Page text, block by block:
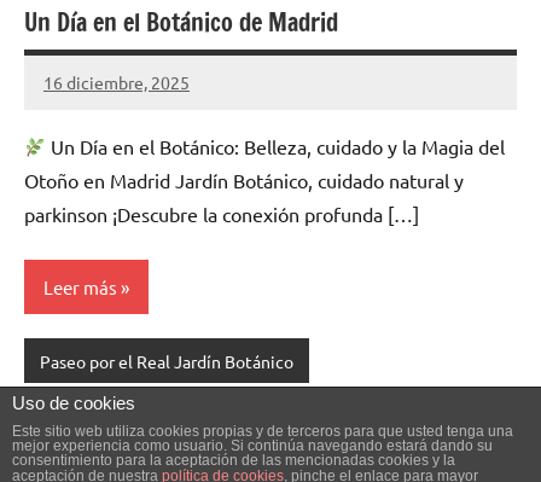
Un Día en el Botánico de Madrid
16 diciembre, 2025
Cuidasdeti
5
Un Día en el Botánico: Belleza, cuidado y la Magia del
Otoño en Madrid Jardín Botánico, cuidado natural y
parkinson ¡Descubre la conexión profunda […]
Leer más
Paseo por el Real Jardín Botánico
Navegación
de
1 2 3 … 47
Siguientes
entradas
»
Uso de cookies
Este sitio web utiliza cookies propias y de terceros para que usted tenga una
mejor experiencia como usuario. Si continúa navegando estará dando su
consentimiento para la aceptación de las mencionadas cookies y la
aceptación de nuestra política de cookies, pinche el enlace para mayor